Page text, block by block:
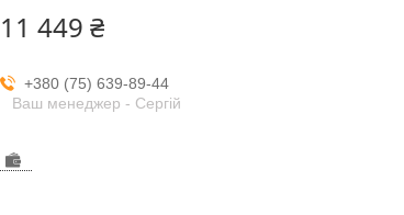
11 449 ₴
+380 (75) 639-89-44
Ваш менеджер - Сергій